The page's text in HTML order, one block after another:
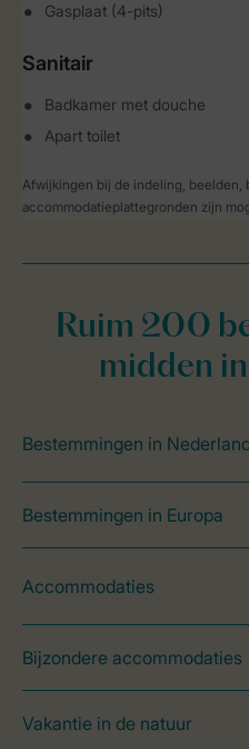
Gasplaat (4-pits)
Sanitair
Badkamer met douche
Apart toilet
Afwijkingen bij de indeling, beelden,
accommodatieplattegronden zijn
Ruim 200
midden
Bestemmingen in Nederland
Bestemmingen in Europa
Accommodaties
Bijzondere accommodaties
Vakantie in de natuur